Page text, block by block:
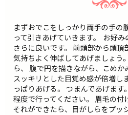
まずおでこをしっかり両手の手の
って引きあげていきます。
お好み
さらに良いです。 前頭部から頭頂
気持ちよく伸ばしてあげましょう
ら、 腹で円を描きながら、こめか
スッキリとした目覚め感が倍増し
っぱりあげる。 つまんであげます。
程度で行ってください。 眉毛の付
それができたら、目がしらをプッ